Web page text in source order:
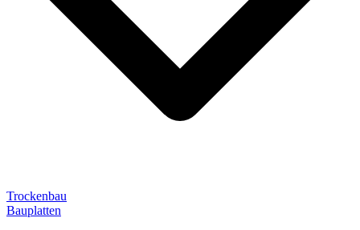
Trockenbau
Bauplatten